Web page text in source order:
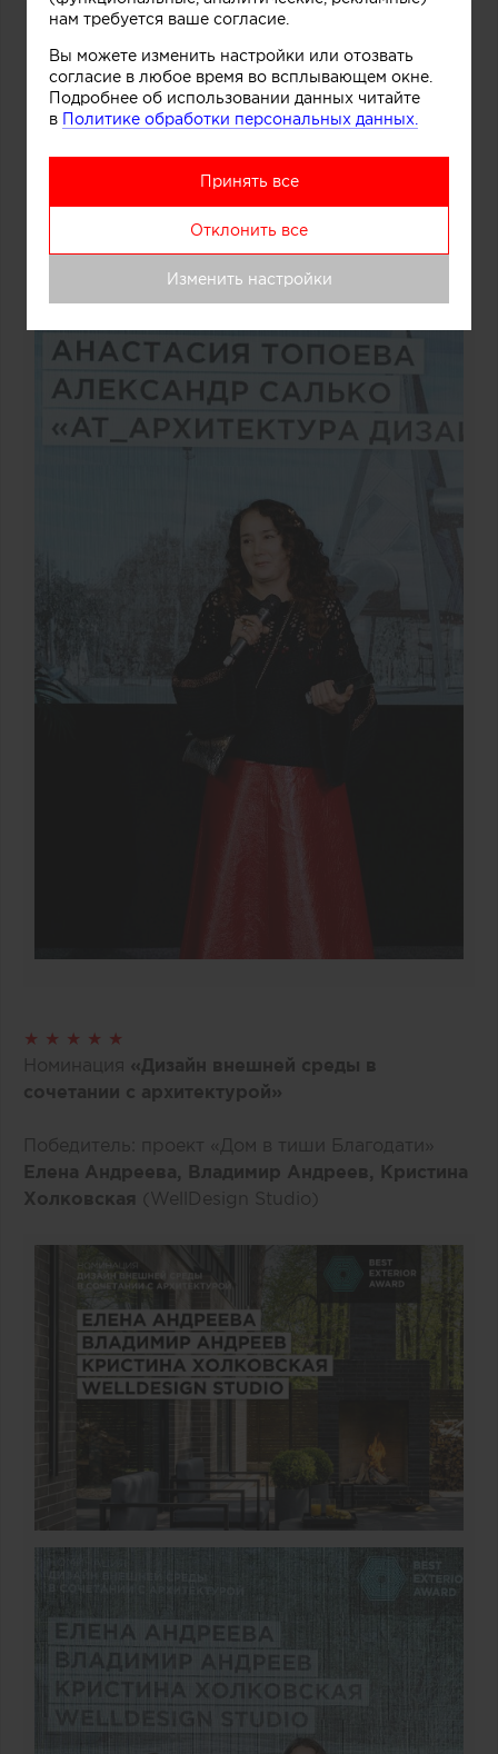
★ ★ ★ ★ ★
Номинация «Дизайн внешней среды в
сочетании с архитектурой»
Победитель: проект «Дом в тиши Благодати»
Елена Андреева, Владимир Андреев, Кристина
Холковская (WellDesign Studio)
нам требуется ваше согласие.
Вы можете изменить настройки или отозвать
согласие в любое время во всплывающем окне.
Подробнее об использовании данных читайте
в Политике обработки персональных данных.
Принять все
Отклонить все
Изменить настройки